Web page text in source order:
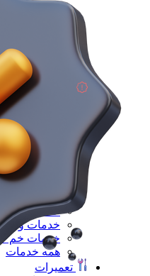
همه
همه
خدمات
خدمات برش
خدمات
خدمات
خدمات اسکن 3 بعدی
خدمات تزریق
خدمات
خدمات
خدمات خم
همه خدمات
تعمیرات